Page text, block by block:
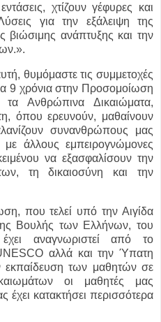
χτίζουν γέφυρες και
για την εξάλειψη της
ανάπτυξης και την
θυμόμαστε τις συμμετοχές
9 χρόνια στην Προσομοίωση
Ανθρώπινα Δικαιώματα,
όπου ερευνούν, μαθαίνουν
συνανθρώπους μας
με άλλους εμπειρογνώμονες
να εξασφαλίσουν την
τη δικαιοσύνη και την
που τελεί υπό την Αιγίδα
Βουλής των Ελλήνων, του
αναγνωριστεί από το
αλλά και την Ύπατη
των μαθητών σε
οι μαθητές μας
έχει κατακτήσει περισσότερα